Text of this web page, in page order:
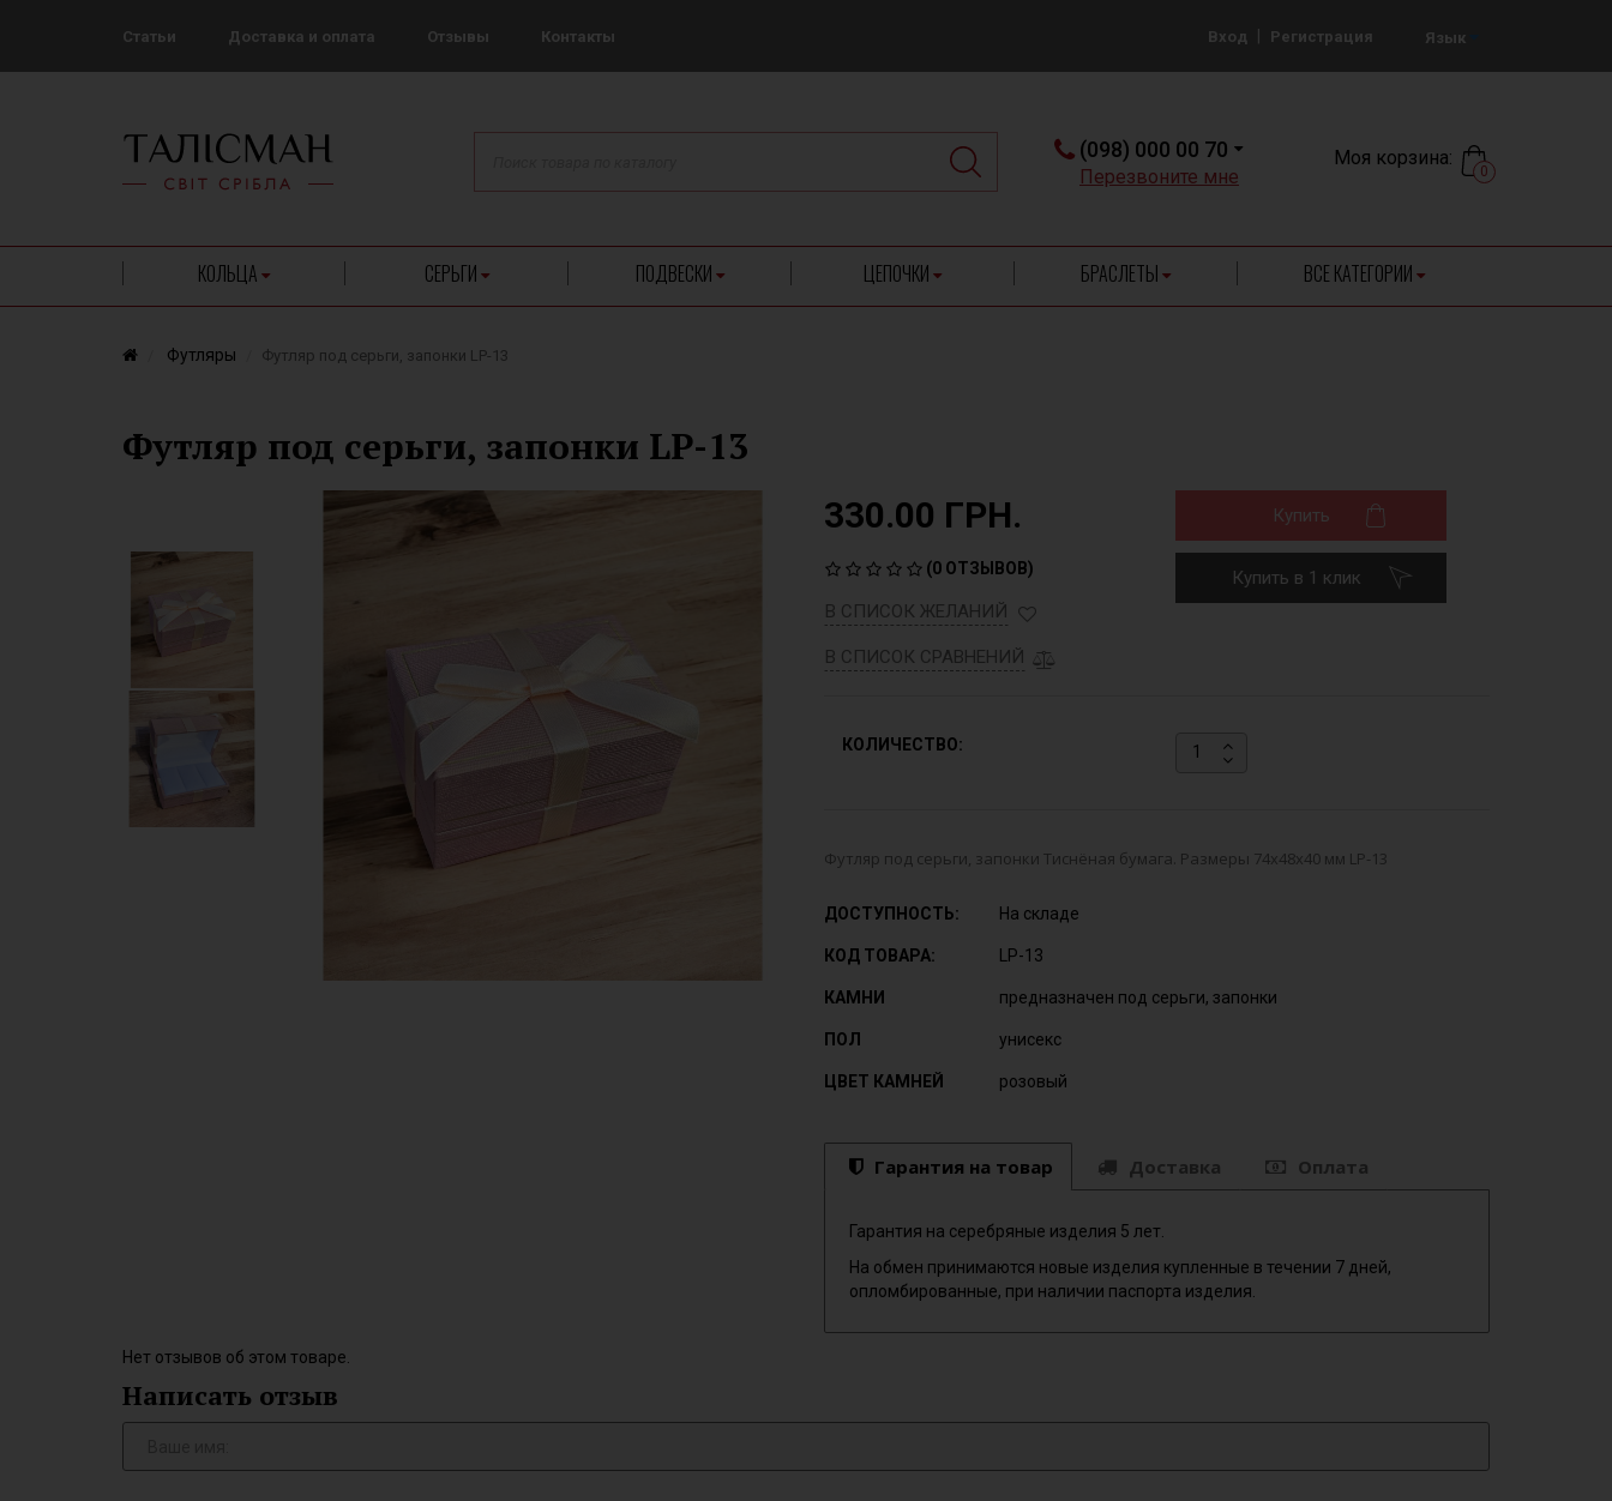
Статьи Доставка и оплата Отзывы Контакты Вход Регистрация Язык
(098) 000 00 70
Перезвоните мне
Моя корзина:
0
КОЛЬЦА СЕРЬГИ ПОДВЕСКИ ЦЕПОЧКИ БРАСЛЕТЫ ВСЕ КАТЕГОРИИ
Футляры Футляр под серьги, запонки LP-13
Футляр под серьги, запонки LP-13
330.00 ГРН.
(0 ОТЗЫВОВ)
В СПИСОК ЖЕЛАНИЙ
В СПИСОК СРАВНЕНИЙ
Купить
Купить в 1 клик
КОЛИЧЕСТВО:
Футляр под серьги, запонки Тиснёная бумага. Размеры 74х48х40 мм LP-13
ДОСТУПНОСТЬ: На складе
КОД ТОВАРА: LP-13
КАМНИ предназначен под серьги, запонки
ПОЛ унисекс
ЦВЕТ КАМНЕЙ розовый
Гарантия на товар Доставка Оплата
Гарантия на серебряные изделия 5 лет.
На обмен принимаются новые изделия купленные в течении 7 дней,
опломбированные, при наличии паспорта изделия.
Нет отзывов об этом товаре.
Написать отзыв